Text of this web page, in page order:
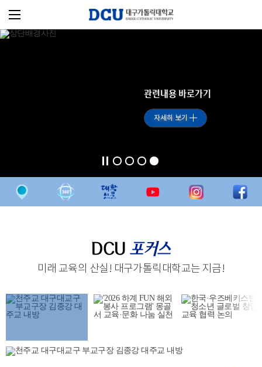
관련내용 바로가기
자세히 보기
DCU 포커스
미래 교육의 산실 ! 대구가톨릭대학교는 지금!